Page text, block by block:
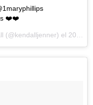
❤️❤️
(@kendalljenner) el 20 de May de 2017 a la(s) 1:06 PDT